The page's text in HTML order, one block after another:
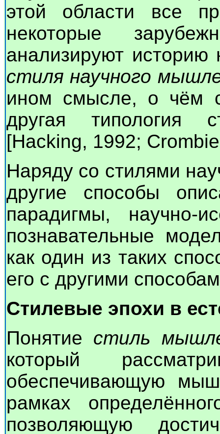
этой области все
некоторые
анализируют историю
стиля научного
ином смысле, о чём
другая типология
[Hacking, 1992;
Наряду со стилями
другие способы
парадигмы, научно-
познавательные
как один из таких
его с другими
Стилевые эпохи в
Понятие стиль
который
обеспечивающую
рамках
позволяющую